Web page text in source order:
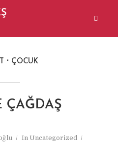
ÇOCUK
ÇAĞDAŞ
In Uncategorized